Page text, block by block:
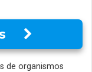
de organismos